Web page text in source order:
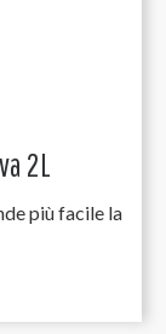
2L
più facile la